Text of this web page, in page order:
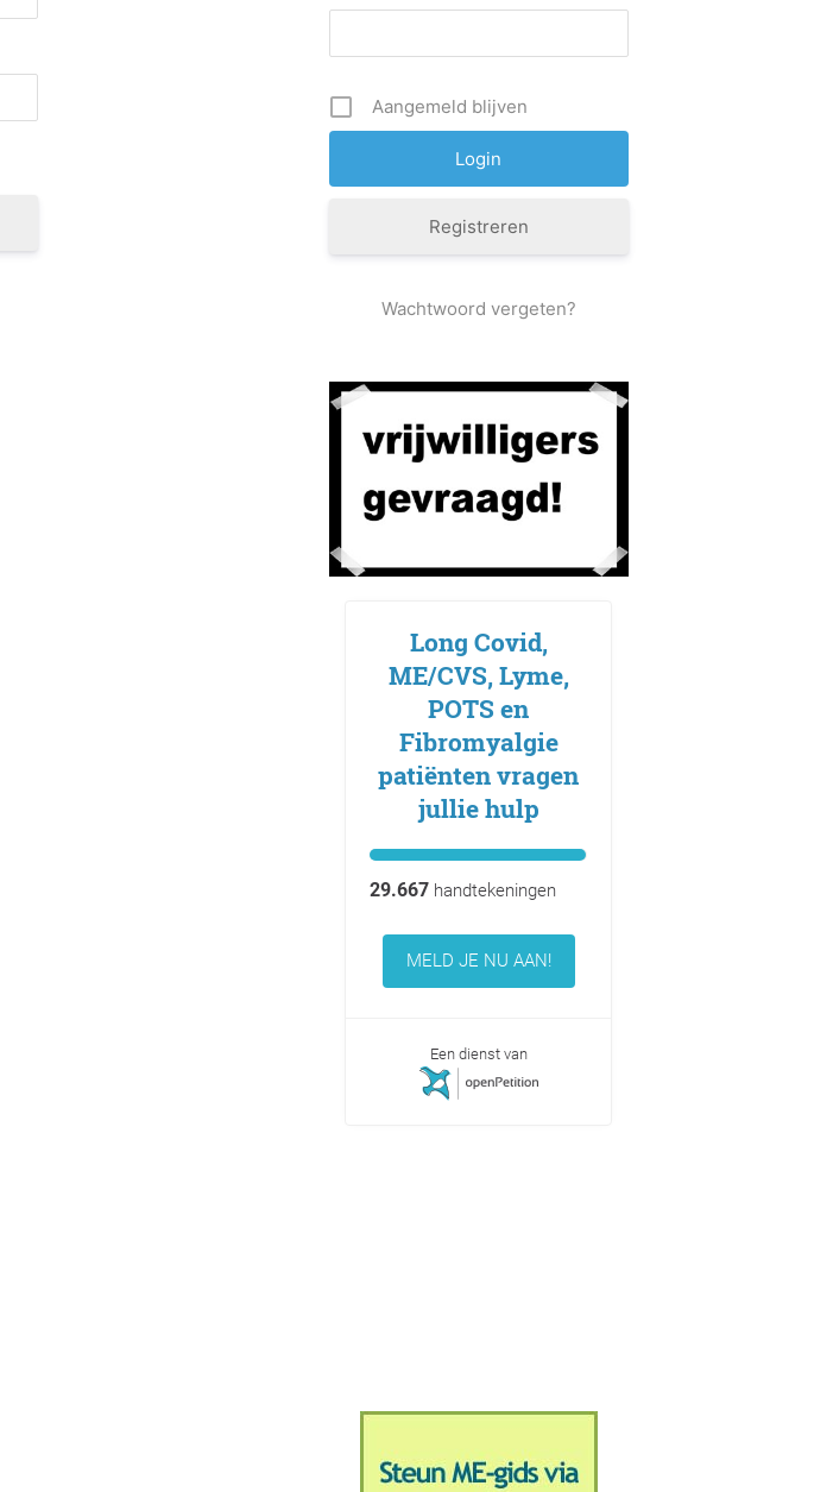
Aangemeld blijven
Registreren
Wachtwoord vergeten?
Long Covid,
ME/CVS, Lyme,
POTS en
Fibromyalgie
patiënten vragen
jullie hulp
29.667 handtekeningen
MELD JE NU AAN!
Een dienst van